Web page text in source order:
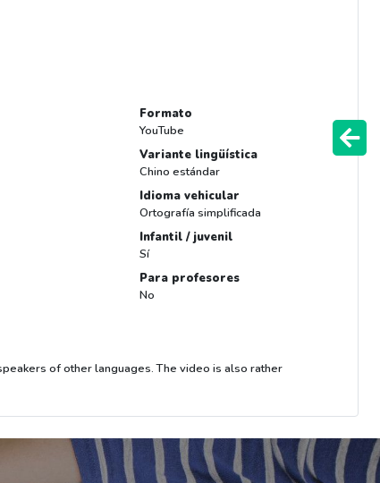
Formato
YouTube
Variante lingüística
Chino estándar
Idioma vehicular
Ortografía simplificada
Infantil / juvenil
Sí
Para profesores
No
of other languages. The video is also rather